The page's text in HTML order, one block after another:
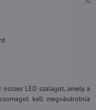
LED szalagot, amely a
kell megvásárolnia